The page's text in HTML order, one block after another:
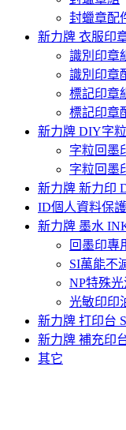
封蠟章配
新力牌 衣服印
識別印章
識別印章
標記印章
標記印章
新力牌 DIY字
字粒回墨
字粒回墨
新力牌 新力印
ID個人資料保護
新力牌 墨水
回墨印專
SI萬能不
NP特殊
光敏印印
新力牌 打印台
新力牌 補充印
其它